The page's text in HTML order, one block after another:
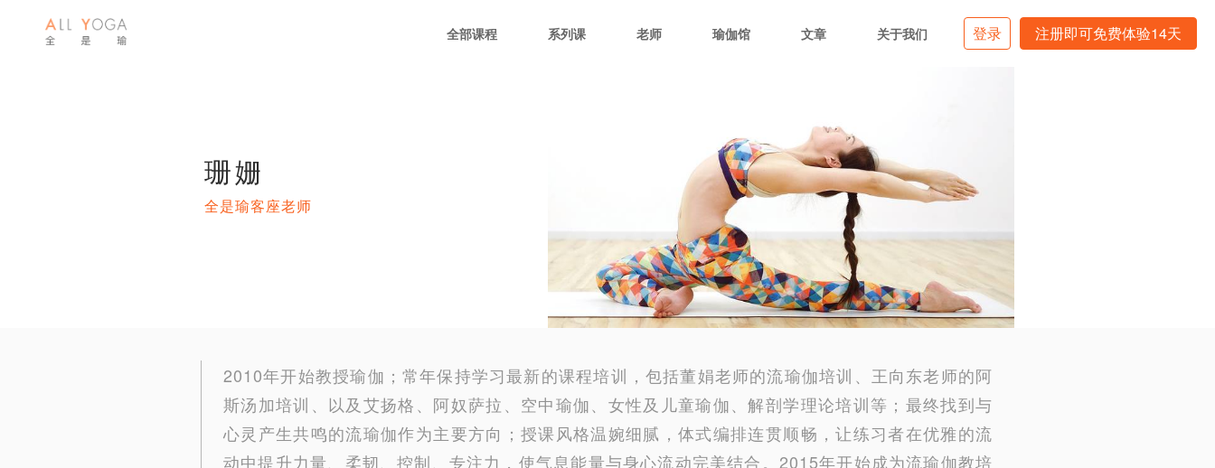
全部课程 系列课 老师 瑜伽馆 文章 关于我们 登录 注册即可免费体验14天
珊姗
全是瑜客座老师
2010年开始教授瑜伽；常年保持学习最新的课程培训，包括董娟老师的流瑜伽培训、王向东老师的阿
斯汤加培训、以及艾扬格、阿奴萨拉、空中瑜伽、女性及儿童瑜伽、解剖学理论培训等；最终找到与
心灵产生共鸣的流瑜伽作为主要方向；授课风格温婉细腻，体式编排连贯顺畅，让练习者在优雅的流
动中提升力量、柔韧、控制、专注力，使气息能量与身心流动完美结合。2015年开始成为流瑜伽教培